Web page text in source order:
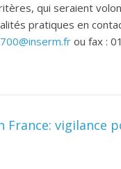
qui seraient
pratiques en
ou fax :
France: vigilance